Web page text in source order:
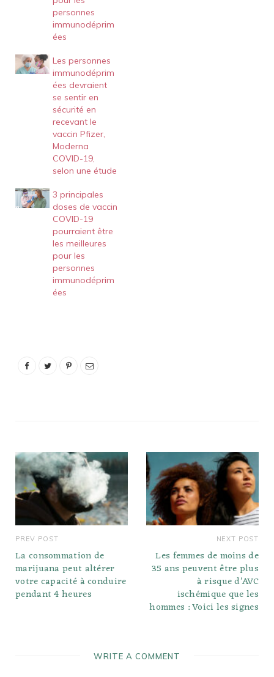
personnes
immunodéprim
ées
Les personnes
immunodéprim
ées devraient
se sentir en
sécurité en
recevant le
vaccin Pfizer,
Moderna
COVID-19,
selon une étude
3 principales
doses de vaccin
COVID-19
pourraient être
les meilleures
pour les
personnes
immunodéprim
ées
PREV POST
La consommation de
marijuana peut altérer
votre capacité à conduire
pendant 4 heures
NEXT POST
Les femmes de moins de
35 ans peuvent être plus
à risque d’AVC
ischémique que les
hommes : Voici les signes
WRITE A COMMENT